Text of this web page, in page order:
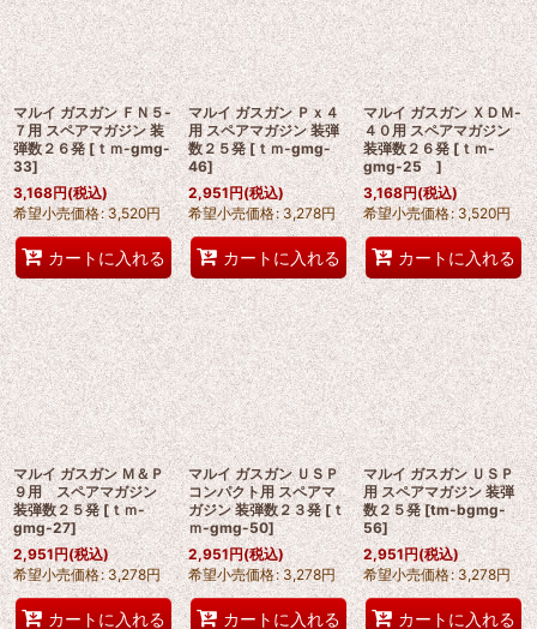
マルイ ガスガン ＦＮ５-
７用 スペアマガジン 装
弾数２６発 [ｔｍ-gmg-
33]
3,168円(税込)
希望小売価格: 3,520円
カートに入れる
マルイ ガスガン Ｐｘ４
用 スペアマガジン 装弾
数２５発 [ｔｍ-gmg-
46]
2,951円(税込)
希望小売価格: 3,278円
カートに入れる
マルイ ガスガン ＸＤＭ-
４０用 スペアマガジン
装弾数２６発 [ｔｍ-
gmg-25]
3,168円(税込)
希望小売価格: 3,520円
カートに入れる
マルイ ガスガン Ｍ＆Ｐ
９用 スペアマガジン
装弾数２５発 [ｔｍ-
gmg-27]
2,951円(税込)
希望小売価格: 3,278円
カートに入れる
マルイ ガスガン ＵＳＰ
コンパクト用 スペアマ
ガジン 装弾数２３発 [ｔ
ｍ-gmg-50]
2,951円(税込)
希望小売価格: 3,278円
カートに入れる
マルイ ガスガン ＵＳＰ
用 スペアマガジン 装弾
数２５発 [tm-bgmg-
56]
2,951円(税込)
希望小売価格: 3,278円
カートに入れる